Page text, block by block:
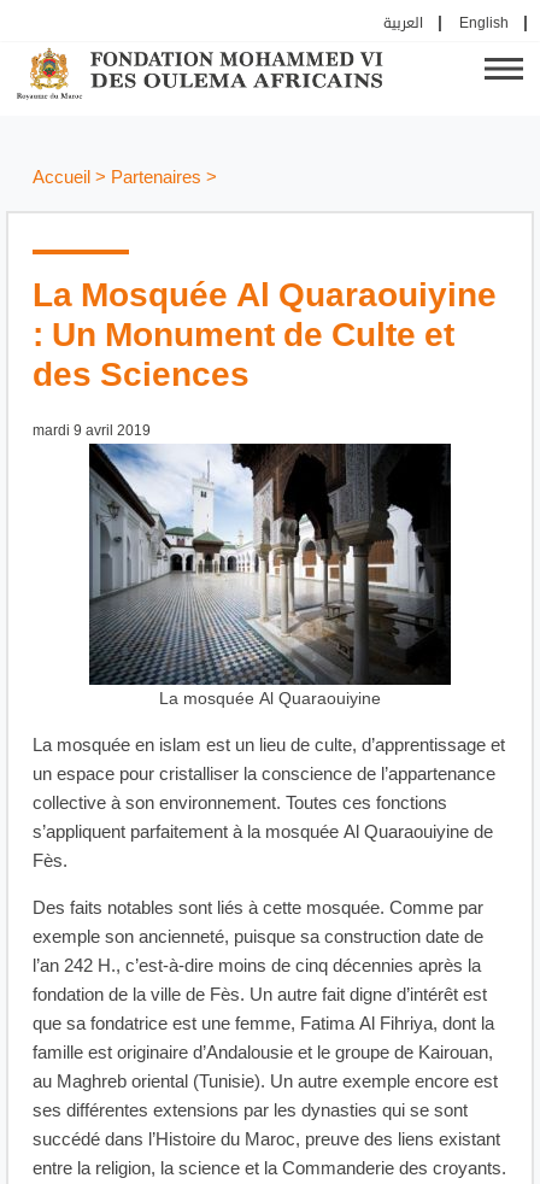
العربية English
Accueil> Partenaires >
La Mosquée Al Quaraouiyine
: Un Monument de Culte et
des Sciences
mardi 9 avril 2019
La mosquée Al Quaraouiyine
La mosquée en islam est un lieu de culte, d’apprentissage et
un espace pour cristalliser la conscience de l’appartenance
collective à son environnement. Toutes ces fonctions
s’appliquent parfaitement à la mosquée Al Quaraouiyine de
Fès.
Des faits notables sont liés à cette mosquée. Comme par
exemple son ancienneté, puisque sa construction date de
l’an 242 H., c’est-à-dire moins de cinq décennies après la
fondation de la ville de Fès. Un autre fait digne d’intérêt est
que sa fondatrice est une femme, Fatima Al Fihriya, dont la
famille est originaire d’Andalousie et le groupe de Kairouan,
au Maghreb oriental (Tunisie). Un autre exemple encore est
ses différentes extensions par les dynasties qui se sont
succédé dans l’Histoire du Maroc, preuve des liens existant
entre la religion, la science et la Commanderie des croyants.